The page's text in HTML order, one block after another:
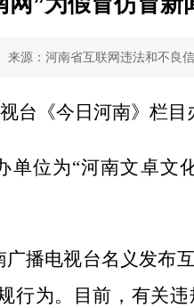
来源：河南省互联网违法和不良
台《今日河南》栏目
单位为“河南文卓文
广播电视台名义发布
行为。
目前， 有关违